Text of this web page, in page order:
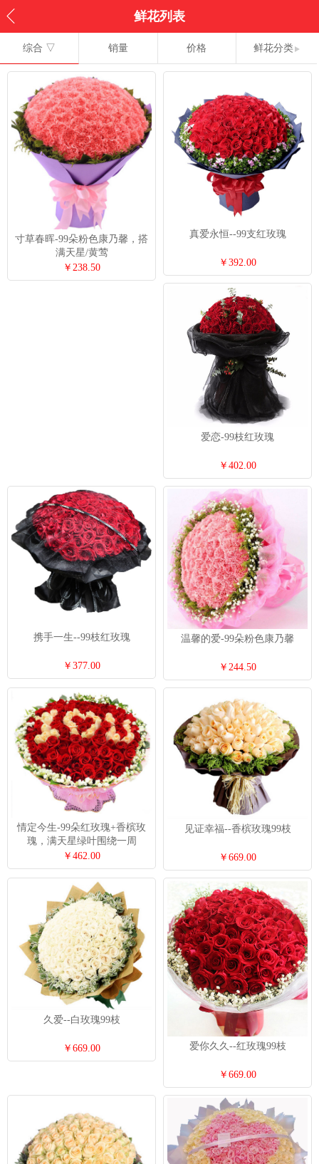
鲜花列表
综合 ▽ 销量 价格 鲜花分类
寸草春晖-99朵粉色康乃馨，搭
满天星/黄莺
￥238.50
真爱永恒--99支红玫瑰
￥392.00
爱恋-99枝红玫瑰
￥402.00
携手一生--99枝红玫瑰
￥377.00
温馨的爱-99朵粉色康乃馨
￥244.50
情定今生-99朵红玫瑰+香槟玫
瑰，满天星绿叶围绕一周
￥462.00
见证幸福--香槟玫瑰99枝
￥669.00
久爱--白玫瑰99枝
￥669.00 爱你久久--红玫瑰99枝
￥669.00